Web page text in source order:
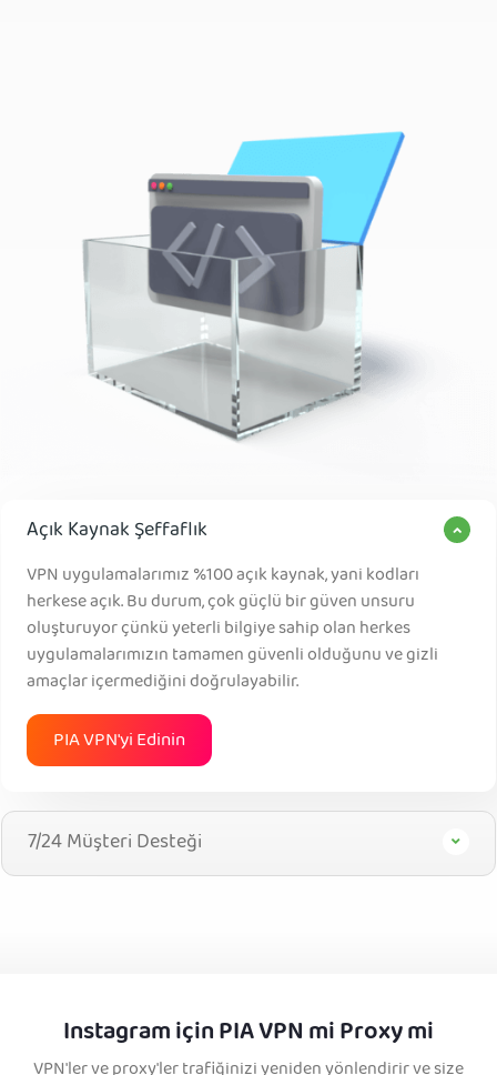
Açık Kaynak Şeffaflık
VPN uygulamalarımız %100 açık kaynak, yani kodları
herkese açık. Bu durum, çok güçlü bir güven unsuru
oluşturuyor çünkü yeterli bilgiye sahip olan herkes
uygulamalarımızın tamamen güvenli olduğunu ve gizli
amaçlar içermediğini doğrulayabilir.
PIA VPN'yi Edinin
7/24 Müşteri Desteği
Instagram için PIA VPN mi Proxy mi